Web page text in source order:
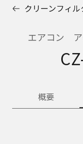
クリーンフィル
エアコン ア
概要